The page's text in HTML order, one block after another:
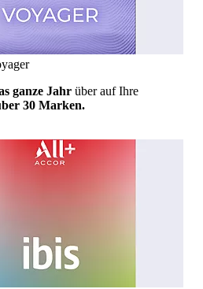
ganze Jahr über auf Ihre
30 Marken.